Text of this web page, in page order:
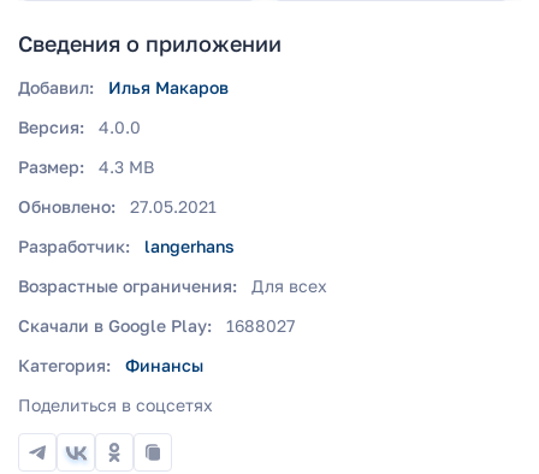
Сведения о приложении
Добавил:
Илья Макаров
Версия:
4.0.0
Размер:
4.3 MB
Обновлено:
27.05.2021
Разработчик:
langerhans
Возрастные ограничения:
Для всех
Скачали в Google Play:
1688027
Категория:
Финансы
Поделиться в соцсетях